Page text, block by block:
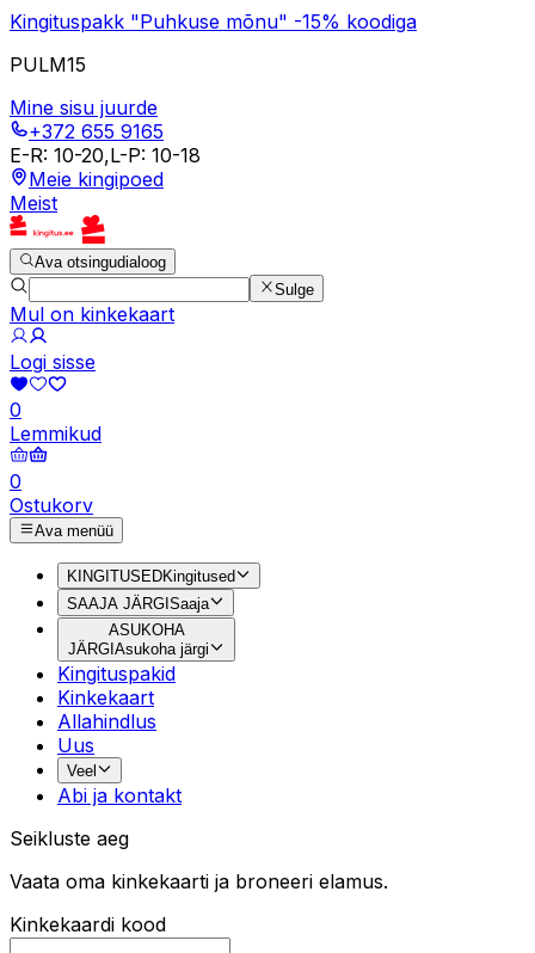
Kingituspakk "Puhkuse mõnu" -15% koodiga
PULM15
Mine sisu juurde
+372 655 9165
E-R: 10-20,L-P: 10-18
Meie kingipoed
Meist
Ava otsingudialoog
Sulge
Mul on kinkekaart
Logi sisse
0
Lemmikud
0
Ostukorv
Ava menüü
KINGITUSEDKingitused
SAAJA JÄRGISaaja
ASUKOHA
JÄRGI Asukoha järgi
Kingituspakid
Kinkekaart
Allahindlus
Uus
Veel
Abi ja kontakt
Seikluste aeg
Vaata oma kinkekaarti ja broneeri elamus.
Kinkekaardi kood